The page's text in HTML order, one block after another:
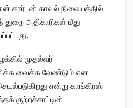
கார்டன் காவல் நிலையத்தில்
அதிகாரிகள் மீது
முதல்வர்
வைக்க வேண்டும் என
என்று காங்கிரஸ்
குற்றச்சாட்டின்